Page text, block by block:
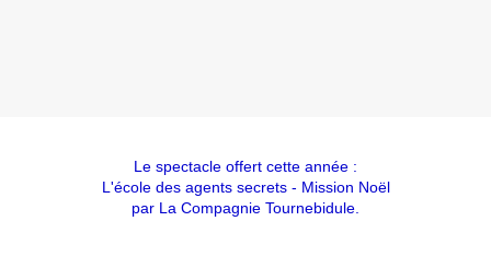
Le spectacle offert cette année :
L'école des agents secrets - Mission Noël
par La Compagnie Tournebidule.